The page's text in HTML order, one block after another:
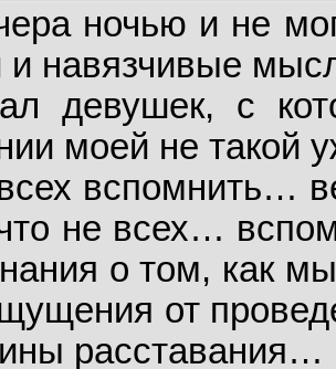
ночью и не
и навязчивые
девушек, с
моей не такой
вспомнить…
не всех…
о том, как
от
расставания…